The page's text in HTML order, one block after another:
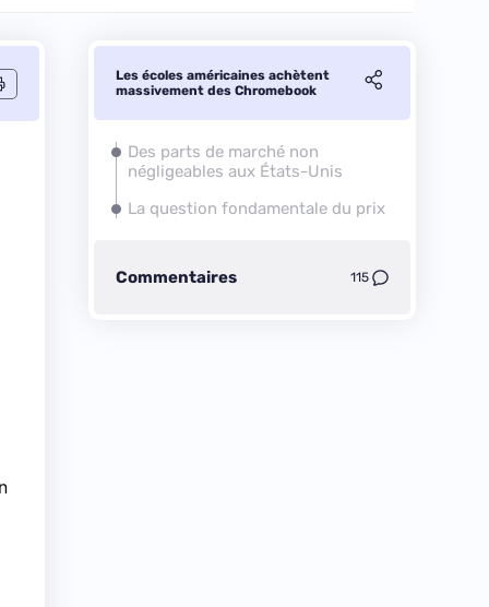
Les écoles américaines achètent
massivement des Chromebook
Des parts de marché non
négligeables aux États-Unis
La question fondamentale du prix
Commentaires 115